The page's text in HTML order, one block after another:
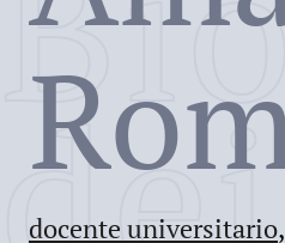
docente universitario,